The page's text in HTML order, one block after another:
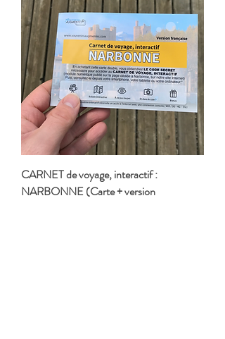
CARNET de voyage, interactif :
NARBONNE (Carte + version